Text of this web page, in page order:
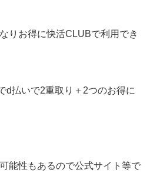
りお得に快活CLUBで利用でき
d払いで2重取り＋2つのお得に
能性もあるので公式サイト等で